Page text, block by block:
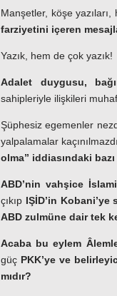
Manşetler, köşe yazıları,
farziyetini içeren
Yazık, hem de çok yazık!
Adalet duygusu,
sahipleriyle ilişkileri
Şüphesiz egemenler
yalpalamalar
olma” iddiasındaki
ABD’nin vahşice
çıkıp IŞİD’in Kobani’ye
ABD zulmüne dair tek
Acaba bu eylem
güç PKK’ye ve
mıdır?